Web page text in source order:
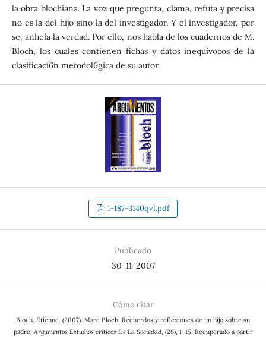
la obra blochiana. La voz que pregunta, clama, refuta y precisa
no es la del hijo sino la del investigador. Y el investigador, per
se, anhela la verdad. Por ello, nos habla de los cuadernos de M.
Bloch, los cuales contienen fichas y datos inequívocos de la
clasificaci6n metodol6gica de su autor.
1-187-3140qvl.pdf
Publicado
30-11-2007
Cómo citar
Bloch, Étienne. (2007). Marc Bloch. Recuerdos y reflexiones de un hijo sobre su
padre. Argumentos Estudios críticos De La Sociedad, (26), 1–15. Recuperado a partir